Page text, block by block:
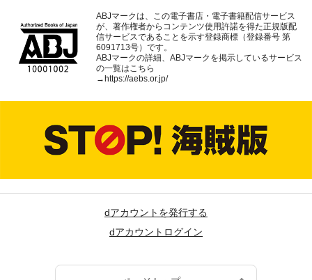
ABJマークは、この電子書店・電子書籍配信サービス
が、著作権者からコンテンツ使用許諾を得た正規版配
信サービスであることを示す登録商標（登録番号 第
6091713号）です。
ABJマークの詳細、ABJマークを掲示しているサービス
の一覧はこちら
→ https://aebs.or.jp/
dアカウントを発行する
dアカウントログイン